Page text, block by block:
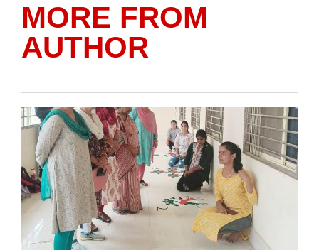
MORE FROM
AUTHOR